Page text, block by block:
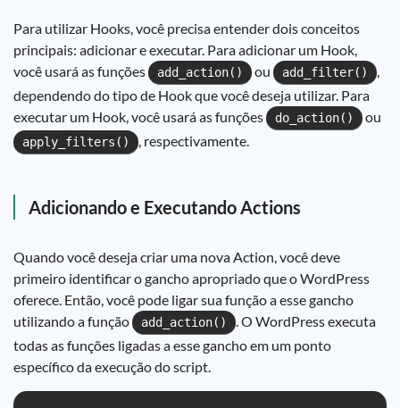
Para utilizar Hooks, você precisa entender dois conceitos
principais: adicionar e executar. Para adicionar um Hook,
você usará as funções
add_action() ou add_filter()
,
dependendo do tipo de Hook que você deseja utilizar. Para
executar um Hook, você usará as funções
do_action() ou
apply_filters() , respectivamente.
Adicionando e Executando Actions
Quando você deseja criar uma nova Action, você deve
primeiro identificar o gancho apropriado que o WordPress
oferece. Então, você pode ligar sua função a esse gancho
utilizando a função
add_action()
. O WordPress executa
todas as funções ligadas a esse gancho em um ponto
específico da execução do script.